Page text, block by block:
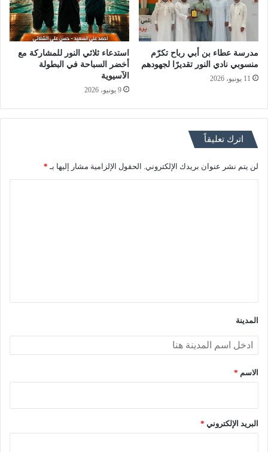
مدرسة عطاء بن أبي رباح تكرّم
منسوبي نادي النور تقديرًا لجهودهم
11 يونيو، 2026
استدعاء ثلاثي النور للمشاركة مع
أخضر السباحة في البطولة
الآسيوية
9 يونيو، 2026
اترك تعليقاً
لن يتم نشر عنوان بريدك الإلكتروني. الحقول الإلزامية مشار إليها بـ *
المدينة
الاسم *
البريد الإلكتروني *